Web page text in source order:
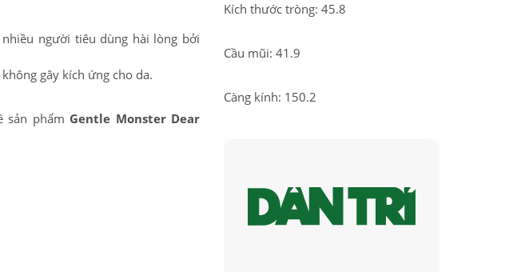
nhiều người tiêu dùng hài lòng bởi
gây kích ứng cho da.
sản phẩm Gentle Monster Dear
Kích thước tròng: 45.8
Cầu mũi: 41.9
Càng kính: 150.2